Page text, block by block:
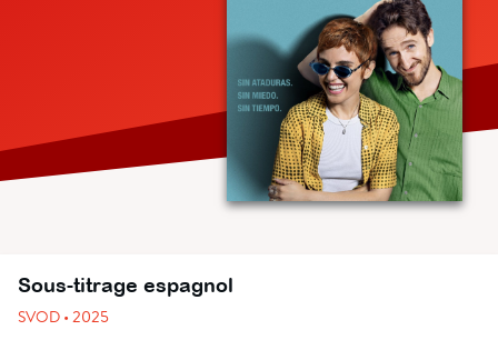
Sous-titrage espagnol
SVOD • 2025